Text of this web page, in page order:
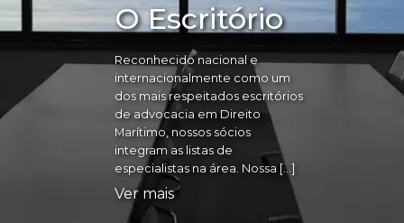
O Escritório
Reconhecido nacional e
internacionalmente como um
dos mais respeitados escritórios
de advocacia em Direito
Marítimo, nossos sócios
integram as listas de
especialistas na área. Nossa […]
Ver mais